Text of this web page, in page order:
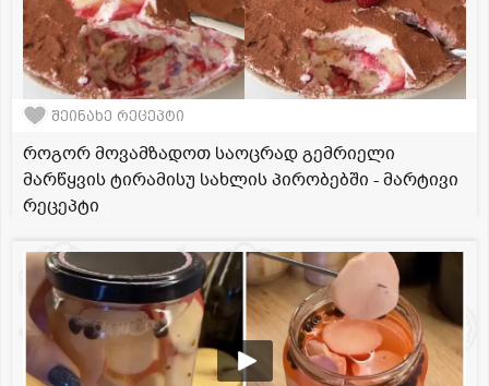
შეინახე რეცეპტი
როგორ მოვამზადოთ საოცრად გემრიელი
მარწყვის ტირამისუ სახლის პირობებში - მარტივი
რეცეპტი